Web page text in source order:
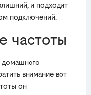
и подходит
подключений.
частоты
домашнего
внимание вот
он